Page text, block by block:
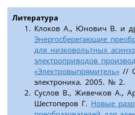
Литература
Клоков А., Юнович В. и
Энергосберегающие
для низковольтных
электроприводов
«Электровыпрямитель» //
электроника. 2005. № 2.
Суслов В., Живечков А.,
Шестоперов Г. Новые